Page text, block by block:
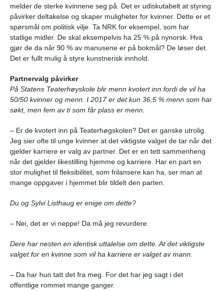
melder de sterke kvinnene seg på. Det er udiskutabelt at styring
påvirker deltakelse og skaper muligheter for kvinner. Dette er et
spørsmål om politisk vilje. Ta NRK for eksempel, som har
statlige midler. De skal eksempelvis ha 25 % på nynorsk. Hva
gjør de da når 90 % av manusene er på bokmål? De løser det.
Det er fullt mulig å styre kunstnerisk innhold.
Partnervalg påvirker
På Statens Teaterhøyskole blir menn kvotert inn fordi de vil ha
50/50 kvinner og menn. I 2017 er det kun 36,5 % menn som har
søkt, men fem av ti som får plass er menn.
– Er de kvotert inn på Teaterhøgskolen? Det er ganske utrolig.
Jeg sier ofte til unge kvinner at det viktigste valget de tar når det
gjelder karriere er valg av partner. Det er en tett sammenheng
når det gjelder likestilling hjemme og karriere. Har en part en
stor mulighet til fleksibilitet, som frilansere kan ha, ser man at
mange oppgaver i hjemmet blir tildelt den parten.
Du og Sylvi Listhaug er enige om dette?
– Nei, det er vi neppe! Da må jeg revurdere.
Dere har nesten en identisk uttalelse om dette. At det viktigste
valget for en kvinne som vil ha karriere er valget av mann.
– Da har hun tatt det fra meg. For det har jeg sagt i det
offentlige rommet mange ganger.